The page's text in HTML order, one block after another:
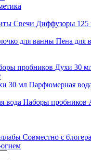
Свечи Диффузоры 125
для ванны Пена для
пробников Духи 30
30 мл Парфюмерная
вода Наборы пробников
Совместно с